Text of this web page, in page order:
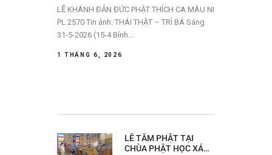
LỄ KHÁNH ĐẢN ĐỨC PHẬT THÍCH CA MÂU NI
PL 2570 Tin ảnh: THÁI THẬT – TRÍ BÁ Sáng
31-5-2026 (15-4 Bính…
1 THÁNG 6, 2026
LỄ TẮM PHẬT TẠI
CHÙA PHẬT HỌC XÁ